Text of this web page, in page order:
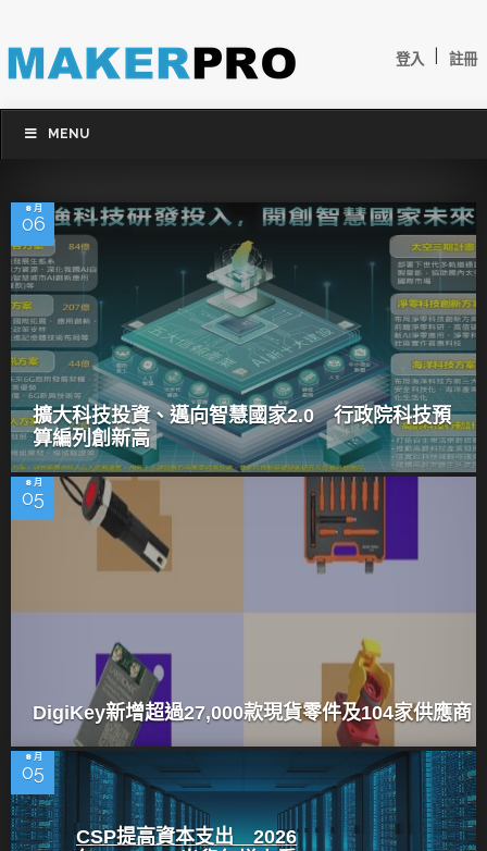
登入 註冊
MENU
8 月
06
擴大科技投資、邁向智慧國家2.0 行政院科技預
算編列創新高
8 月
05
DigiKey新增超過27,000款現貨零件及104家供應商
8 月
05
CSP提高資本支出 2026